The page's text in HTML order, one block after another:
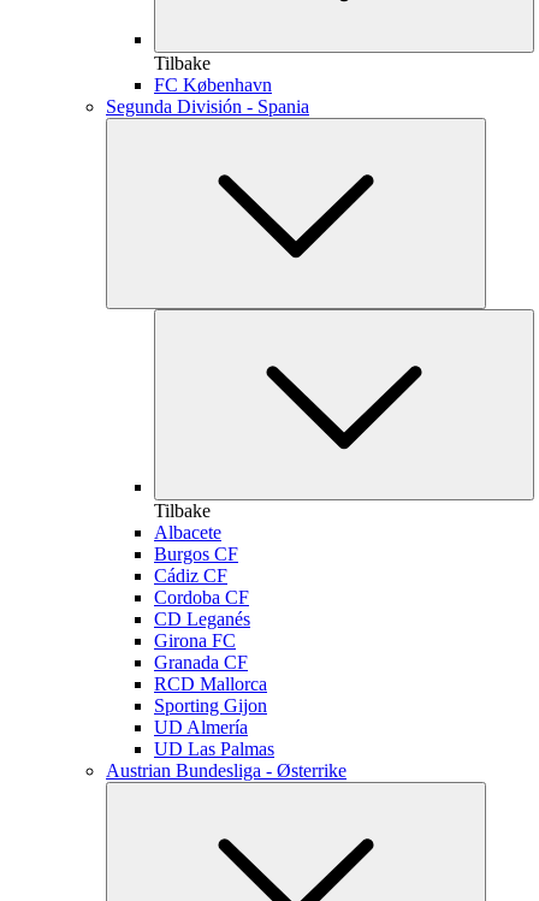
Tilbake
FC København
Segunda División - Spania
Tilbake
Albacete
Burgos CF
Cádiz CF
Cordoba CF
CD Leganés
Girona FC
Granada CF
RCD Mallorca
Sporting Gijon
UD Almería
UD Las Palmas
Austrian Bundesliga - Østerrike